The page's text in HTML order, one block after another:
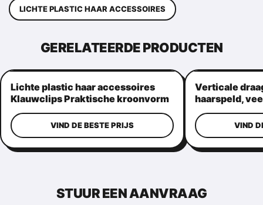
LICHTE PLASTIC HAAR ACCESSOIRES
GERELATEERDE PRODUCTEN
Lichte plastic haar accessoires
Klauwclips Praktische kroonvorm
VIND DE BESTE PRIJS
Verticale
haarspeld,
haargrepen
VIND
STUUR EEN AANVRAAG